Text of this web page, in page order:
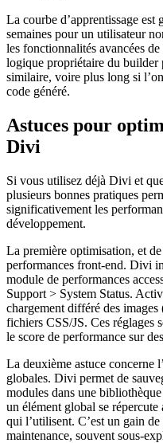
La courbe d’apprentissage est
semaines pour un utilisateur
les fonctionnalités avancées
logique propriétaire du builder
similaire, voire plus long si
code généré.
Astuces pour
Divi
Si vous utilisez déjà Divi et
plusieurs bonnes pratiques
significativement les
développement.
La première optimisation, et
performances front-end. Divi
module de performances
Support > System Status.
chargement différé des
fichiers CSS/JS. Ces réglages
le score de performance sur
La deuxième astuce concerne
globales. Divi permet de
modules dans une
un élément global se répercute
qui l’utilisent. C’est un gain
maintenance, souvent sous-